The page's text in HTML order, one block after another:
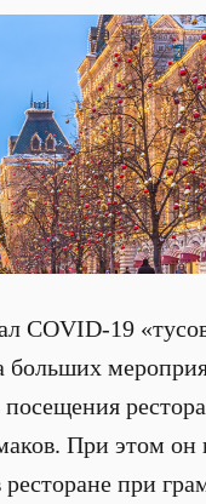
COVID-19
больших
посещения
При этом он
ресторане при